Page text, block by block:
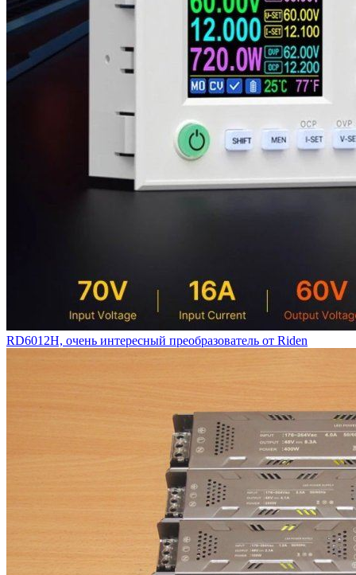
RD6012H, очень интересный преобразователь от Riden